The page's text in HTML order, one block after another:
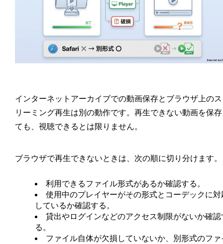
インターネットアーカイブでの動画保存とブラウザ上の
リーミング再生は別の動作です。再生できない動画を保
ても、視聴できるとは限りません。
ブラウザで再生できないときは、次の順に切り分けます。
利用できるファイル形式があるか確認する。
使用中のプレイヤーがその形式とコーデックに対
しているか確認する。
貸出やログインなどのアクセス制限がないか確認
る。
ファイル自体が欠損していないか、別形式のファ